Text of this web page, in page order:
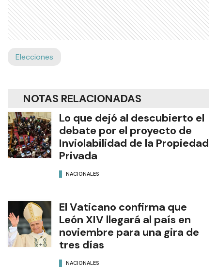
Elecciones
NOTAS RELACIONADAS
Lo que dejó al descubierto el
debate por el proyecto de
Inviolabilidad de la Propiedad
Privada
NACIONALES
El Vaticano confirma que
León XIV llegará al país en
noviembre para una gira de
tres días
NACIONALES